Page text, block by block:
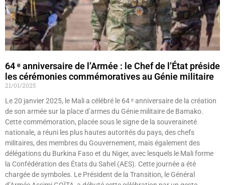
64 ᵉ anniversaire de l’Armée : le Chef de l’État préside
les cérémonies commémoratives au Génie militaire
21/01/2025
Le 20 janvier 2025, le Mali a célébré le 64 ᵉ anniversaire de la création
de son armée sur la place d’armes du Génie militaire de Bamako.
Cette commémoration, placée sous le signe de la souveraineté
nationale, a réuni les plus hautes autorités du pays, des chefs
militaires, des membres du Gouvernement, mais également des
délégations du Burkina Faso et du Niger, avec lesquels le Mali forme
la Confédération des États du Sahel (AES). Cette journée a été
chargée de symboles. Le Président de la Transition, le Général